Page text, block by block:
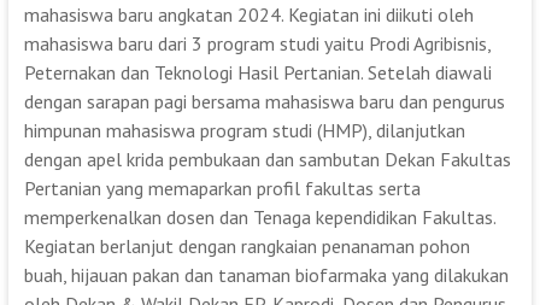
mahasiswa baru angkatan 2024. Kegiatan ini diikuti oleh
mahasiswa baru dari 3 program studi yaitu Prodi Agribisnis,
Peternakan dan Teknologi Hasil Pertanian. Setelah diawali
dengan sarapan pagi bersama mahasiswa baru dan pengurus
himpunan mahasiswa program studi (HMP), dilanjutkan
dengan apel krida pembukaan dan sambutan Dekan Fakultas
Pertanian yang memaparkan profil fakultas serta
memperkenalkan dosen dan Tenaga kependidikan Fakultas.
Kegiatan berlanjut dengan rangkaian penanaman pohon
buah, hijauan pakan dan tanaman biofarmaka yang dilakukan